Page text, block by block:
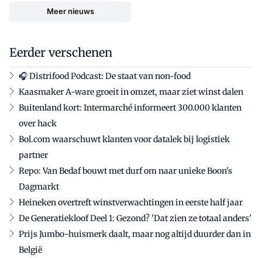
Meer nieuws
Eerder verschenen
🎧 Distrifood Podcast: De staat van non-food
Kaasmaker A-ware groeit in omzet, maar ziet winst dalen
Buitenland kort: Intermarché informeert 300.000 klanten
over hack
Bol.com waarschuwt klanten voor datalek bij logistiek
partner
Repo: Van Bedaf bouwt met durf om naar unieke Boon's
Dagmarkt
Heineken overtreft winstverwachtingen in eerste half jaar
De Generatiekloof Deel 1: Gezond? 'Dat zien ze totaal anders'
Prijs Jumbo-huismerk daalt, maar nog altijd duurder dan in
België